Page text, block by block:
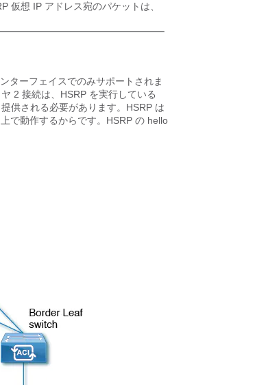
仮想 IP アドレス宛のパケットは、
ターフェイスでのみサポートされま
2 接続は、HSRP を実行している
供される必要があります。HSRP は
で動作するからです。HSRP の hello